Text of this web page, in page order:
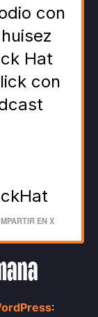
con
Hat
con
EN X
: